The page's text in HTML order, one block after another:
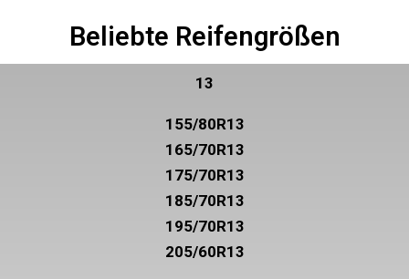
Beliebte Reifengrößen
13
155/80R13
165/70R13
175/70R13
185/70R13
195/70R13
205/60R13